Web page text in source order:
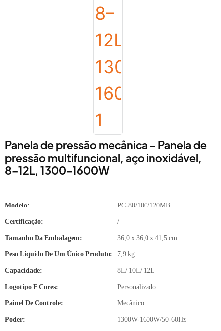
Panela de pressão mecânica – Panela de
pressão multifuncional, aço inoxidável,
8–12L, 1300–1600W
Modelo: PC-80/100/120MB
Certificação: /
Tamanho Da Embalagem: 36,0 x 36,0 x 41,5 cm
Peso Líquido De Um Único Produto: 7,9 kg
Capacidade: 8L/ 10L/ 12L
Logotipo E Cores: Personalizado
Painel De Controle: Mecânico
Poder: 1300W-1600W/50-60Hz